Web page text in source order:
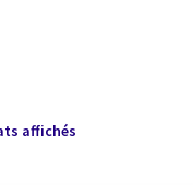
affichésTrié